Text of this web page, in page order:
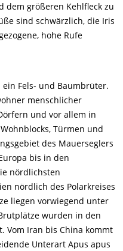
dem größeren Kehlfleck zu
sind schwärzlich, die Iris
hohe Rufe
Fels- und Baumbrüter.
menschlicher
und vor allem in
Türmen und
des Mauerseglers
bis in den
nördlichsten
nördlich des Polarkreises
liegen vorwiegend unter
wurden in den
Vom Iran bis China kommt
Unterart Apus apus